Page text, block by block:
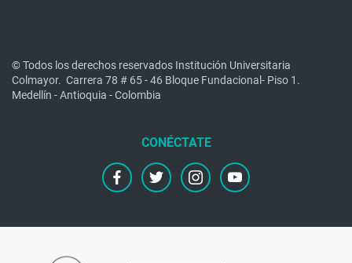
© Todos los derechos reservados Institución Universitaria
Colmayor. Carrera 78 # 65 - 46 Bloque Fundacional- Piso 1.
Medellín - Antioquia - Colombia